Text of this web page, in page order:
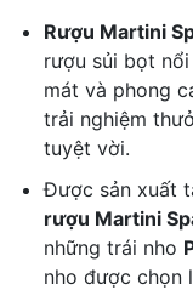
Rượu Martini
rượu sủi bọt
mát và phong
trải nghiệm
tuyệt vời.
Được sản xuất
rượu Martini
những trái nho
nho được chọn